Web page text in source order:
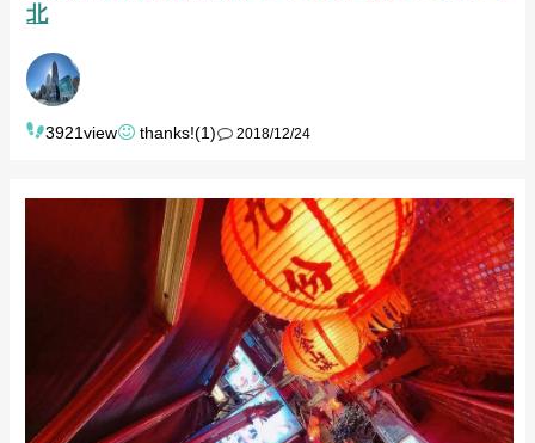
北
3921view thanks!(1) 2018/12/24